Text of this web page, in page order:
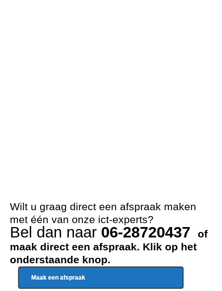
Wilt u graag direct een afspraak maken
met één van onze ict-experts?
Bel dan naar 06-28720437
of
maak direct een afspraak. Klik op het
onderstaande knop.
Maak een afspraak